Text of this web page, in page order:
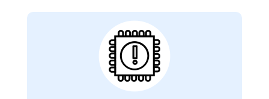
Placa Eletrônica
Queimada:
A placa eletrônica controla todas as funções